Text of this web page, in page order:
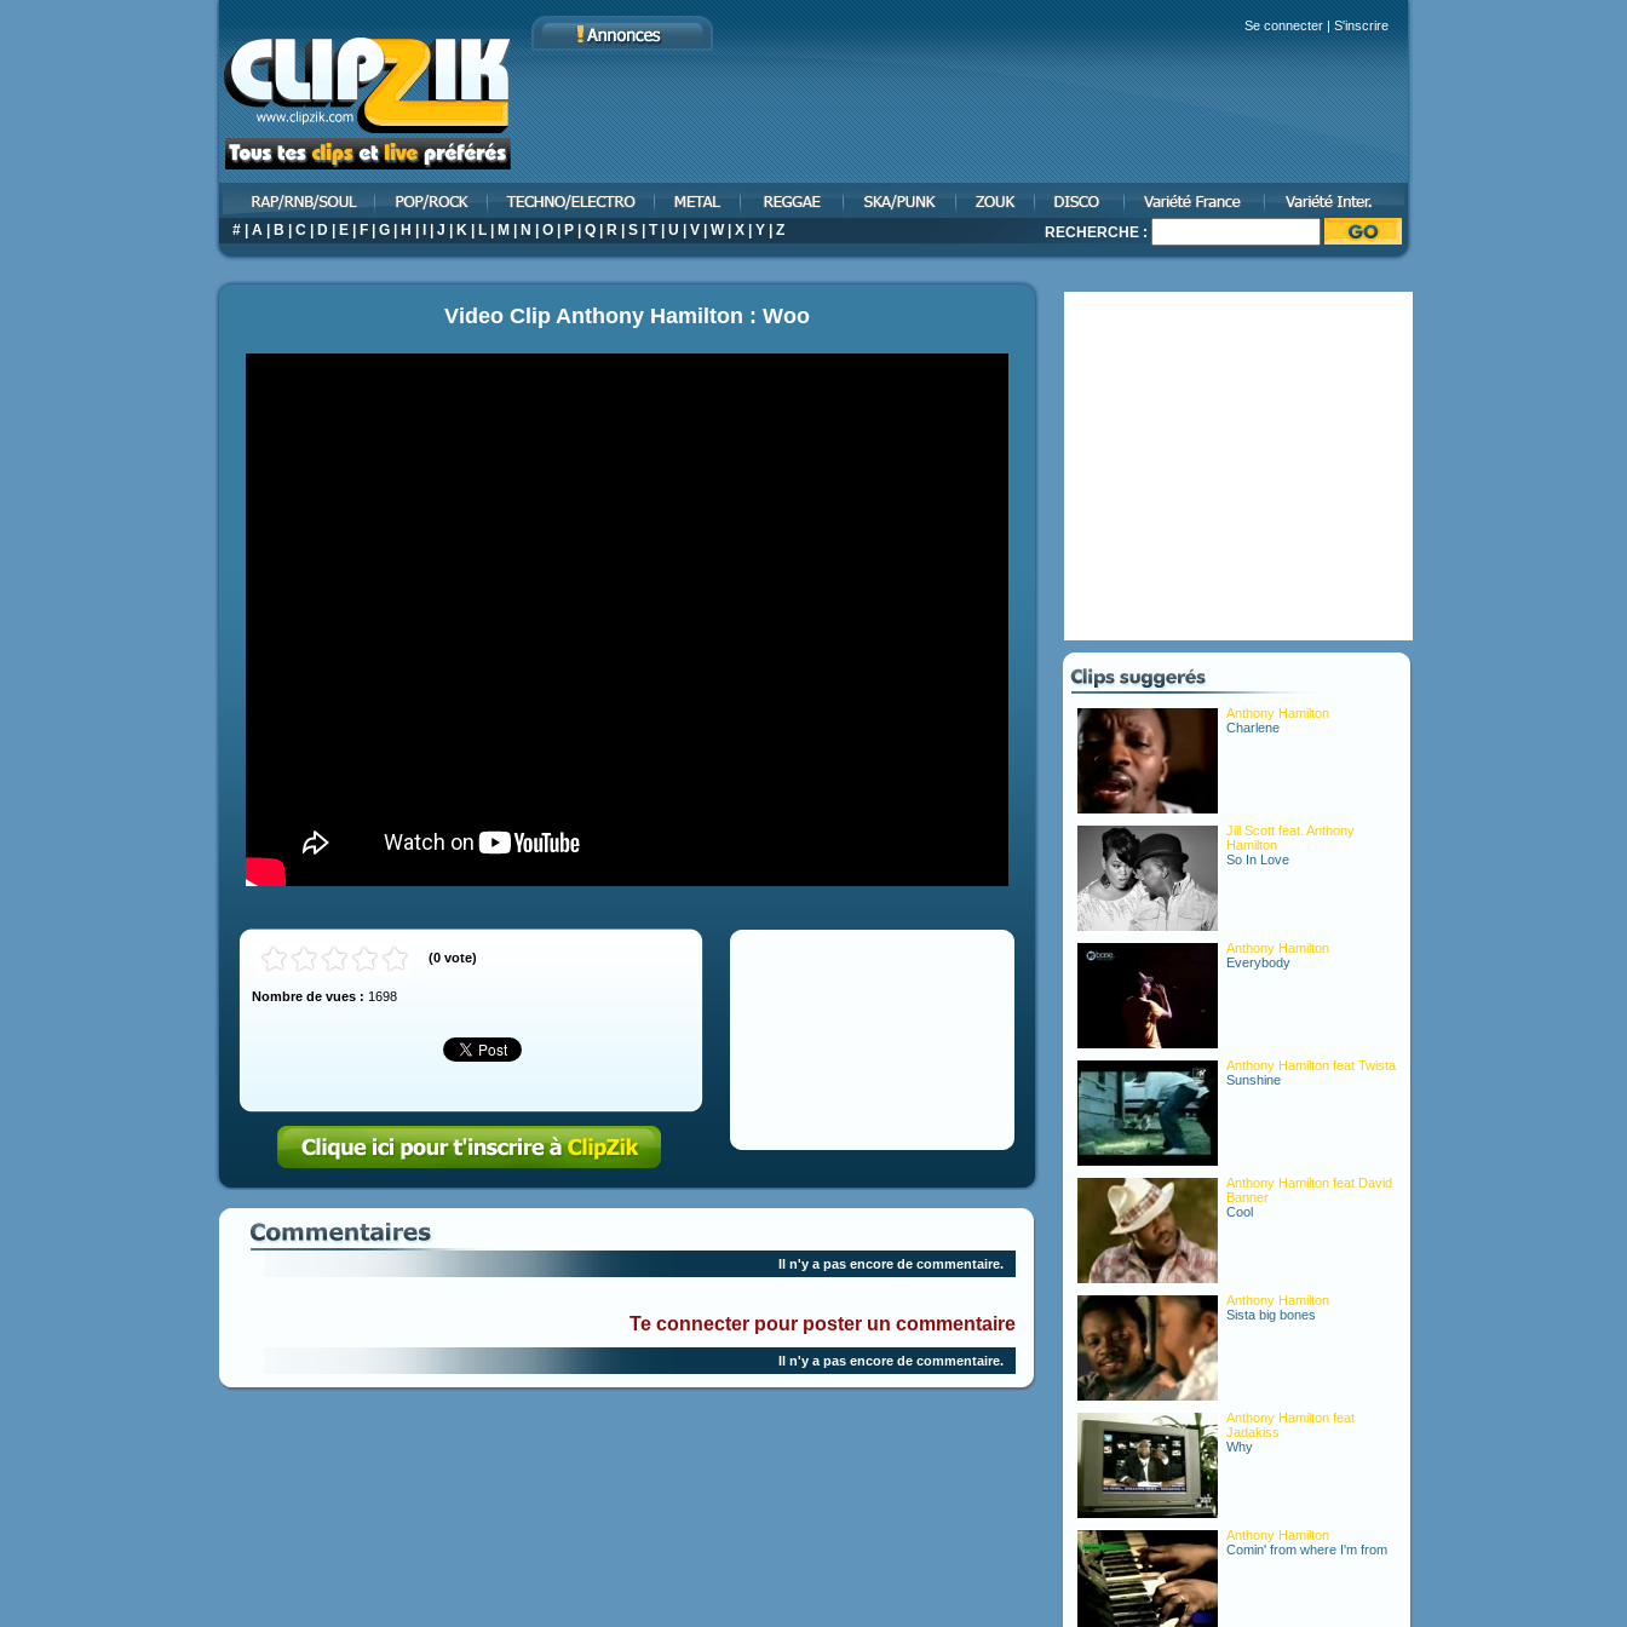
Se connecter | S'inscrire
# A B C D E F G H J K L M N O P Q R S T| U V W| X Y Z RECHERCHE :
Video Clip Anthony Hamilton : Woo
(0 vote)
Nombre de vues : 1698
Il n'y a pas encore de commentaire.
Te connecter pour poster un commentaire
Il n'y a pas encore de commentaire.
Anthony Hamilton
Charlene
Jill Scott feat. Anthony
Hamilton
So In Love
Anthony Hamilton
Everybody
Anthony Hamilton feat Twista
Sunshine
Anthony Hamilton feat David
Banner
Cool
Anthony Hamilton
Sista big bones
Anthony Hamilton feat
Jadakiss
Why
Anthony Hamilton
Comin' from where I'm from